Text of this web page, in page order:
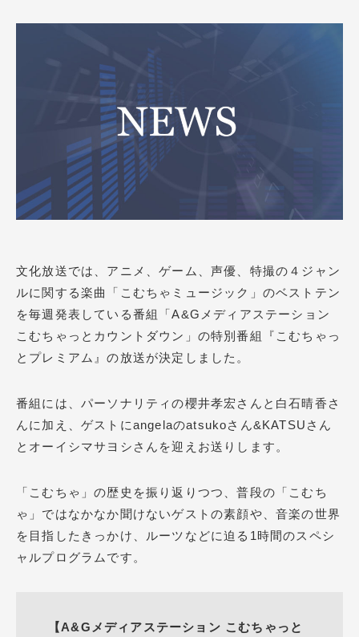
文化放送では、アニメ、ゲーム、声優、特撮の４ジャン
ルに関する楽曲「こむちゃミュージック」のベストテン
を毎週発表している番組「A&Gメディアステーション
こむちゃっとカウントダウン」の特別番組『こむちゃっ
とプレミアム』の放送が決定しました。
番組には、パーソナリティの櫻井孝宏さんと白石晴香さ
んに加え、ゲストにangelaのatsukoさん&KATSUさん
とオーイシマサヨシさんを迎えお送りします。
「こむちゃ」の歴史を振り返りつつ、普段の「こむち
ゃ」ではなかなか聞けないゲストの素顔や、音楽の世界
を目指したきっかけ、ルーツなどに迫る1時間のスペシ
ャルプログラムです。
【A&Gメディアステーション こむちゃっと